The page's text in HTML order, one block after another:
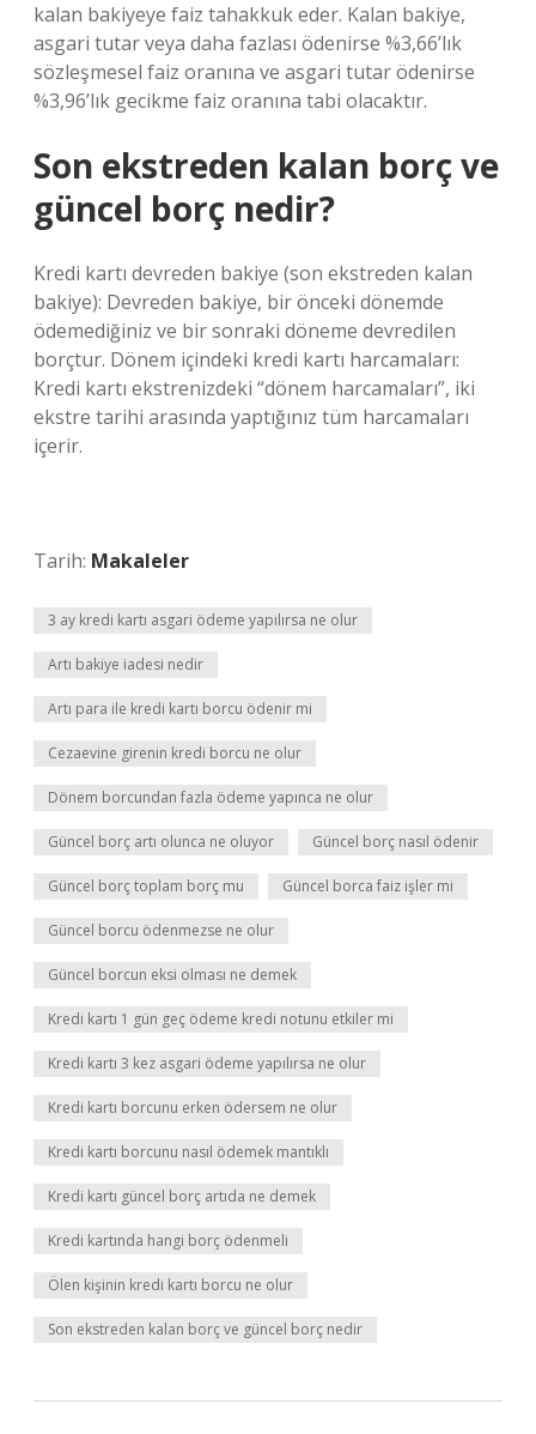
kalan bakiyeye faiz tahakkuk eder. Kalan bakiye,
asgari tutar veya daha fazlası ödenirse %3,66’lık
sözleşmesel faiz oranına ve asgari tutar ödenirse
%3,96’lık gecikme faiz oranına tabi olacaktır.
Son ekstreden kalan borç ve
güncel borç nedir?
Kredi kartı devreden bakiye (son ekstreden kalan
bakiye): Devreden bakiye, bir önceki dönemde
ödemediğiniz ve bir sonraki döneme devredilen
borçtur. Dönem içindeki kredi kartı harcamaları:
Kredi kartı ekstrenizdeki “dönem harcamaları”, iki
ekstre tarihi arasında yaptığınız tüm harcamaları
içerir.
Tarih: Makaleler
3 ay kredi kartı asgari ödeme yapılırsa ne olur
Artı bakiye iadesi nedir
Artı para ile kredi kartı borcu ödenir mi
Cezaevine girenin kredi borcu ne olur
Dönem borcundan fazla ödeme yapınca ne olur
Güncel borç artı olunca ne oluyor Güncel borç nasıl ödenir
Güncel borç toplam borç mu Güncel borca faiz işler mi
Güncel borcu ödenmezse ne olur
Güncel borcun eksi olması ne demek
Kredi kartı 1 gün geç ödeme kredi notunu etkiler mi
Kredi kartı 3 kez asgari ödeme yapılırsa ne olur
Kredi kartı borcunu erken ödersem ne olur
Kredi kartı borcunu nasıl ödemek mantıklı
Kredi kartı güncel borç artıda ne demek
Kredi kartında hangi borç ödenmeli
Ölen kişinin kredi kartı borcu ne olur
Son ekstreden kalan borç ve güncel borç nedir